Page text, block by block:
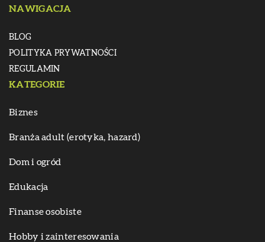
NAWIGACJA
BLOG
POLITYKA PRYWATNOŚCI
REGULAMIN
KATEGORIE
Biznes
Branża adult (erotyka, hazard)
Dom i ogród
Edukacja
Finanse osobiste
Hobby i zainteresowania